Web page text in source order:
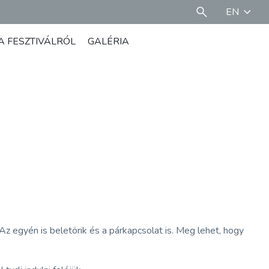
EN
FESZTIVÁLRÓL GALÉRIA
egyén is beletörik és a párkapcsolat is. Meg lehet, hogy